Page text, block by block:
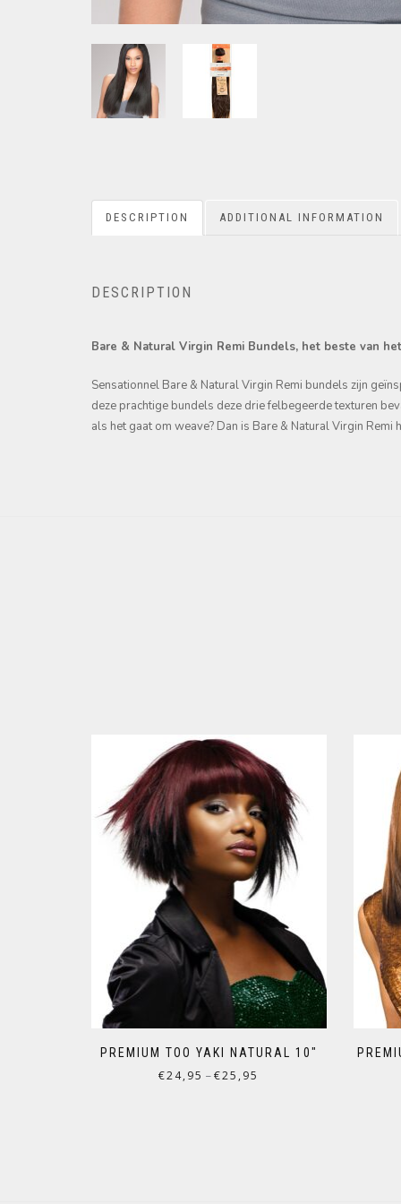
DESCRIPTION ADDITIONAL INFORMATION
DESCRIPTION
Bare & Natural Virgin Remi Bundels, het beste van
Sensationnel Bare & Natural Virgin Remi bundels zijn
deze prachtige bundels deze drie felbegeerde texturen
als het gaat om weave? Dan is Bare & Natural Virgin Remi
PREMIUM TOO YAKI NATURAL 10″
€24,95 –€25,95